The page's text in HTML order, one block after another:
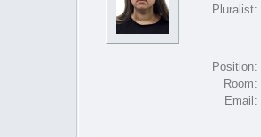
Pluralist:
Position:
Room:
Email: